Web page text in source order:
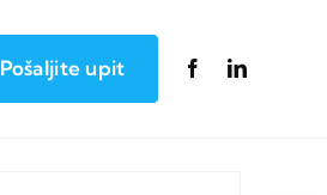
Pošaljite upit